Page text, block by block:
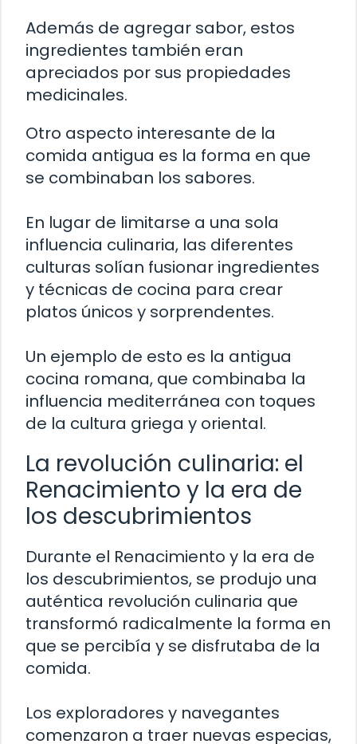
Además de agregar sabor, estos
ingredientes también eran
apreciados por sus propiedades
medicinales.
Otro aspecto interesante de la
comida antigua es la forma en que
se combinaban los sabores.
En lugar de limitarse a una sola
influencia culinaria, las diferentes
culturas solían fusionar ingredientes
y técnicas de cocina para crear
platos únicos y sorprendentes.
Un ejemplo de esto es la antigua
cocina romana, que combinaba la
influencia mediterránea con toques
de la cultura griega y oriental.
La revolución culinaria: el
Renacimiento y la era de
los descubrimientos
Durante el Renacimiento y la era de
los descubrimientos, se produjo una
auténtica revolución culinaria que
transformó radicalmente la forma en
que se percibía y se disfrutaba de la
comida.
Los exploradores y navegantes
comenzaron a traer nuevas especias,